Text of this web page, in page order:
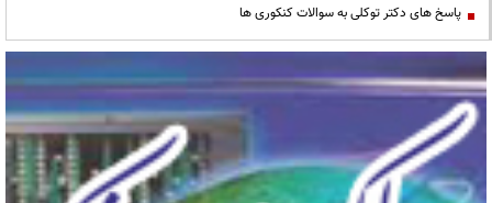
پاسخ های دکتر توکلی به سوالات کنکوری ها